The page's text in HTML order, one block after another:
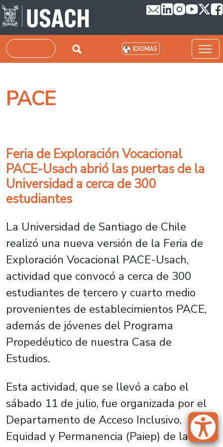
Pasar al contenido principal
Buscar IDIOMAS
PACE
Feria de Exploración Vocacional
PACE-Usach abrió las puertas de la
Universidad a cerca de 300
estudiantes
La Universidad de Santiago de Chile
realizó una nueva versión de la Feria de
Exploración Vocacional PACE-Usach,
actividad que convocó a cerca de 300
estudiantes de tercero y cuarto medio
provenientes de establecimientos PACE,
además de jóvenes del Programa
Propedéutico de nuestra Casa de
Estudios.
Esta actividad, que se llevó a cabo el
sábado 11 de julio, fue organizada por el
Departamento de Acceso Inclusivo,
Equidad y Permanencia (Paiep) de la